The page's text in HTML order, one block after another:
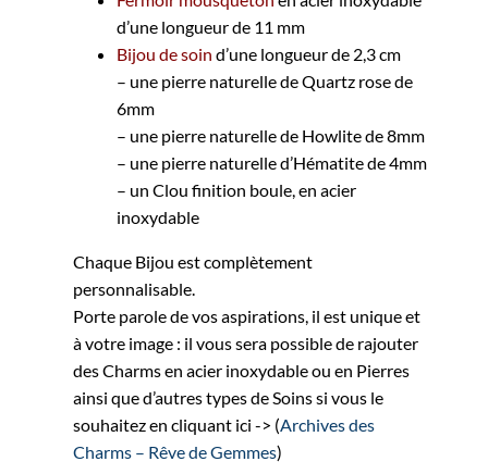
d’une longueur de 11 mm
Bijou de soin d’une longueur de 2,3 cm
– une pierre naturelle de Quartz rose de
6mm
– une pierre naturelle de Howlite de 8mm
– une pierre naturelle d’Hématite de 4mm
– un Clou finition boule, en acier
inoxydable
Chaque Bijou est complètement
personnalisable.
Porte parole de vos aspirations, il est unique et
à votre image : il vous sera possible de rajouter
des Charms en acier inoxydable ou en Pierres
ainsi que d’autres types de Soins si vous le
souhaitez en cliquant ici -> (Archives des
Charms – Rêve de Gemmes)